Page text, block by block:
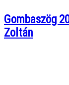
Gombaszög
Zoltán